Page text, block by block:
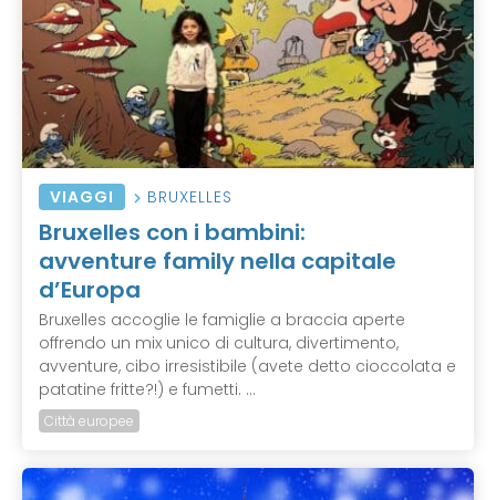
VIAGGI BRUXELLES
Bruxelles con i bambini:
avventure family nella capitale
d’Europa
Bruxelles accoglie le famiglie a braccia aperte
offrendo un mix unico di cultura, divertimento,
avventure, cibo irresistibile (avete detto cioccolata e
patatine fritte?!) e fumetti. ...
Città europee